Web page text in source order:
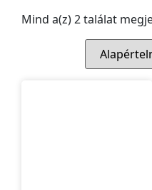
Mind a(z) 2 találat